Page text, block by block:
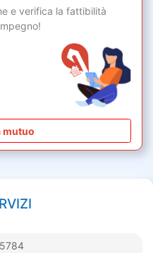
e verifica la fattibilità
mutuo
5784